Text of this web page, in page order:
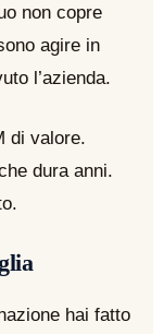
non copre
agire in
l’azienda.
di valore.
dura anni.
hai fatto